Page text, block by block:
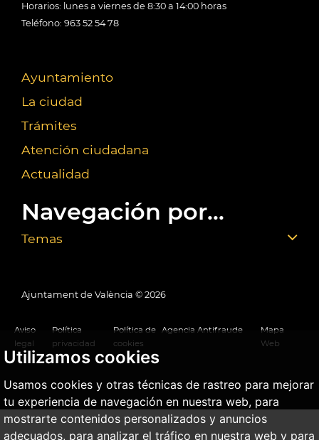
Utilizamos cookies
Usamos cookies y otras técnicas de rastreo para mejorar
tu experiencia de navegación en nuestra web, para
mostrarte contenidos personalizados y anuncios
adecuados, para analizar el tráfico en nuestra web y para
Horarios: lunes a viernes de 8:30 a 14:00 horas
Teléfono: 963 52 54 78
Ayuntamiento
La ciudad
Trámites
Atención ciudadana
Actualidad
Navegación por...
Temas
Ajuntament de València © 2026
Aviso
legal
Política
privacidad
Política de
cookies
Agencia Antifraude
Mapa
Web